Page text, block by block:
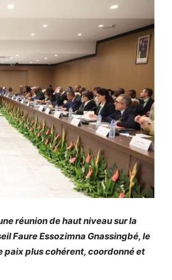
réunion de haut niveau sur la
Faure Essozimna Gnassingbé, le
paix plus cohérent, coordonné et